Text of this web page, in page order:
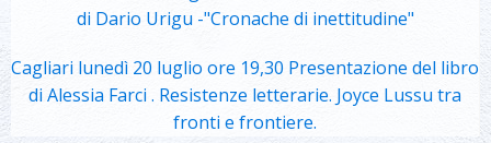
di Dario Urigu -"Cronache di inettitudine"
Cagliari lunedì 20 luglio ore 19,30 Presentazione del libro
di Alessia Farci . Resistenze letterarie. Joyce Lussu tra
fronti e frontiere.